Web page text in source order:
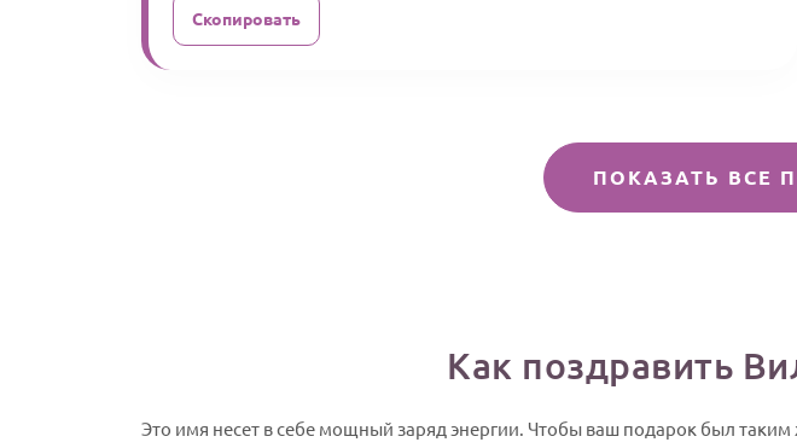
Скопировать
ПОКАЗАТЬ ВСЕ
Как поздравить
Это имя несет в себе мощный заряд энергии. Чтобы ваш подарок был